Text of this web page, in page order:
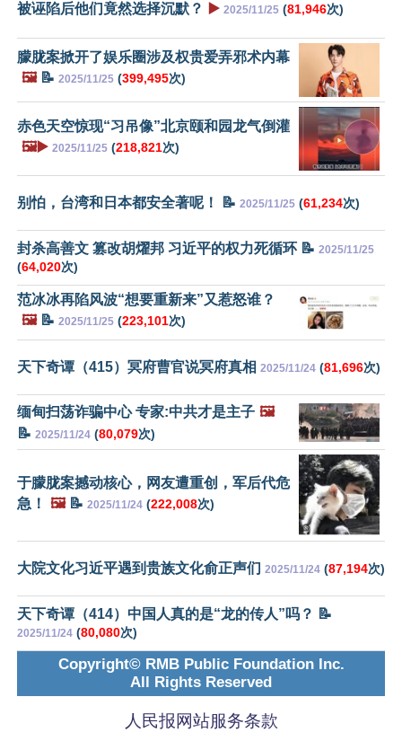
被诬陷后他们竟然选择沉默？ ▶️ 2025/11/25 (81,946次)
朦胧案掀开了娱乐圈涉及权贵爱弄邪术内幕
🖼️📝 2025/11/25 (399,495次)
赤色天空惊现“习吊像”北京颐和园龙气倒灌
🖼️▶️ 2025/11/25 (218,821次)
别怕，台湾和日本都安全著呢！ 📝 2025/11/25 (61,234次)
封杀高善文 篡改胡燿邦 习近平的权力死循环 📝 2025/11/25
(64,020次)
范冰冰再陷风波“想要重新来”又惹怒谁？
🖼️📝 2025/11/25 (223,101次)
天下奇谭（415）冥府曹官说冥府真相 2025/11/24 (81,696次)
缅甸扫荡诈骗中心 专家:中共才是主子 🖼️
📝 2025/11/24 (80,079次)
于朦胧案撼动核心，网友遭重创，军后代危
急！
🖼️📝 2025/11/24 (222,008次)
大院文化习近平遇到贵族文化俞正声们 2025/11/24 (87,194次)
天下奇谭（414）中国人真的是“龙的传人”吗？ 📝
2025/11/24 (80,080次)
Copyright© RMB Public Foundation Inc.
All Rights Reserved
人民报网站服务条款